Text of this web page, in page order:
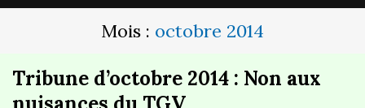
Mois : octobre 2014
Tribune d’octobre 2014 : Non aux